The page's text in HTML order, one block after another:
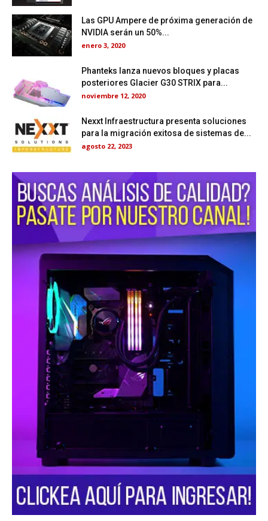
Las GPU Ampere de próxima generación de
NVIDIA serán un 50%...
enero 3, 2020
Phanteks lanza nuevos bloques y placas
posteriores Glacier G30 STRIX para...
noviembre 12, 2020
Nexxt Infraestructura presenta soluciones
para la migración exitosa de sistemas de...
agosto 22, 2023